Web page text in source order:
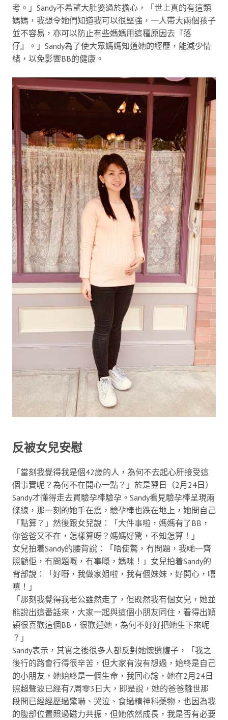
考。」Sandy不希望大肚婆過於擔心，「世上真的有這類
媽媽，我想令她們知道我可以很堅強，一人帶大兩個孩子
並不容易，亦可以防止有些媽媽用這種原因去『落
仔』。」Sandy為了使大眾媽媽知道她的經歷，能減少情
緒，以免影響BB的健康。
反被女兒安慰
「當刻我覺得我是個42歲的人，為何不去起心肝接受這
個事實呢？為何不在開心一點？」於是翌日（2月24日）
Sandy才懂得走去買驗孕棒驗孕。Sandy看見驗孕棒呈現兩
條線，那一刻的她手在震，驗孕棒也跌在地上，她問自己
「點算？」然後跟女兒說：「大件事啦，媽媽有了BB，
你爸爸又不在，怎樣算呀？媽媽好驚，不知怎算！」
女兒拍着Sandy的腰背說：「唔使驚，冇問題，我哋一齊
照顧佢，冇問題嘅，冇事嘅，媽咪！」女兒拍着Sandy的
背部說：「好嘢，我做家姐啦，我有個妹妹，好開心，嘻
嘻！」
「那刻我覺得我老公雖然走了，但既然我有個女兒，她並
能說出這番話來，大家一起與這個小朋友同住，看得出穎
穎很喜歡這個BB，很歡迎她，為何不好好把她生下來呢
？」
Sandy表示，其實之後很多人都反對她懷遺腹子，「我之
後行的路會行得很辛苦，但大家有沒有想過，始終是自己
的小朋友，她始終是一個生命，我回心諗，她在2月24日
照超聲波已經有7周零3日大，即是說，她的爸爸離世那
段間已經經歷過驚嚇、哭泣、食過精神科藥物，也因為我
的腹部位置照過磁力共振，但她依然成長，我是否有必要